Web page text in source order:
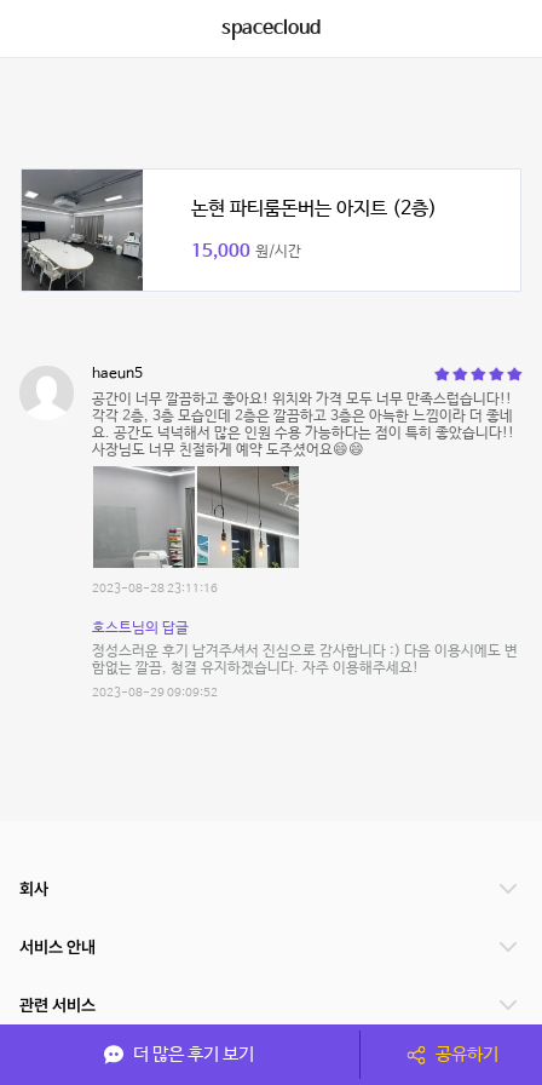
spacecloud
논현 파티룸돈버는 아지트 (2층)
15,000 원/시간
haeun5
공간이 너무 깔끔하고 좋아요! 위치와 가격 모두 너무 만족스럽습니다!!
각각 2층, 3층 모습인데 2층은 깔끔하고 3층은 아늑한 느낌이라 더 좋네
요. 공간도 넉넉해서 많은 인원 수용 가능하다는 점이 특히 좋았습니다!!
사장님도 너무 친절하게 예약 도주셨어요😄😄
2023-08-28 23:11:16
호스트님의 답글
정성스러운 후기 남겨주셔서 진심으로 감사합니다 :) 다음 이용시에도 변
함없는 깔끔, 청결 유지하겠습니다. 자주 이용해주세요!
2023-08-29 09:09:52
더 많은 후기 보기 공유하기
회사
서비스 안내
관련 서비스